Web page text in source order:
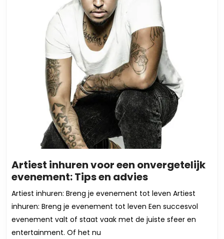
Artiest inhuren voor een onvergetelijk
evenement: Tips en adviesArtiest
inhuren
voor
een
onvergetelijk
Artiest inhuren: Breng je evenement tot leven Artiest
inhuren: Breng je evenement tot leven Een succesvol
evenement valt of staat vaak met de juiste sfeer en
entertainment. Of het nu